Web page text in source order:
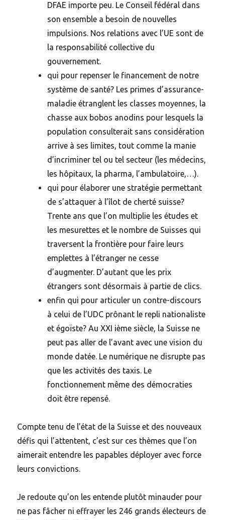
DFAE importe peu. Le Conseil fédéral dans
son ensemble a besoin de nouvelles
impulsions. Nos relations avec l’UE sont de
la responsabilité collective du
gouvernement.
qui pour repenser le financement de notre
système de santé? Les primes d’assurance-
maladie étranglent les classes moyennes, la
chasse aux bobos anodins pour lesquels la
population consulterait sans considération
arrive à ses limites, tout comme la manie
d’incriminer tel ou tel secteur (les médecins,
les hôpitaux, la pharma, l’ambulatoire,…).
qui pour élaborer une stratégie permettant
de s’attaquer à l’îlot de cherté suisse?
Trente ans que l’on multiplie les études et
les mesurettes et le nombre de Suisses qui
traversent la frontière pour faire leurs
emplettes à l’étranger ne cesse
d’augmenter. D’autant que les prix
étrangers sont désormais à partie de clics.
enfin qui pour articuler un contre-discours
à celui de l’UDC prônant le repli nationaliste
et égoïste? Au XXI ième siècle, la Suisse ne
peut pas aller de l’avant avec une vision du
monde datée. Le numérique ne disrupte pas
que les activités des taxis. Le
fonctionnement même des démocraties
doit être repensé.
Compte tenu de l’état de la Suisse et des nouveaux
défis qui l’attentent, c’est sur ces thèmes que l’on
aimerait entendre les papables déployer avec force
leurs convictions.
Je redoute qu’on les entende plutôt minauder pour
ne pas fâcher ni effrayer les 246 grands électeurs de